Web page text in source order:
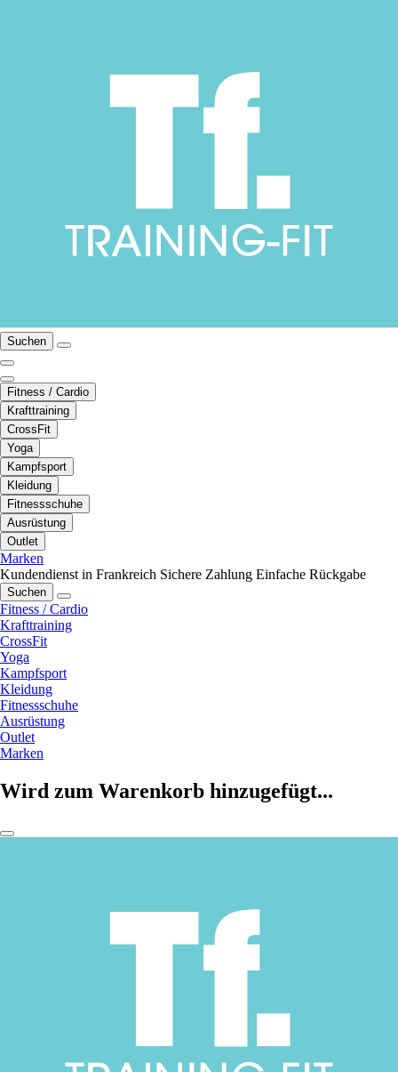
Suchen
Fitness / Cardio
Krafttraining
CrossFit
Yoga
Kampfsport
Kleidung
Fitnessschuhe
Ausrüstung
Outlet
Marken
Kundendienst in Frankreich Sichere Zahlung Einfache Rückgabe
Suchen
Fitness / Cardio
Krafttraining
CrossFit
Yoga
Kampfsport
Kleidung
Fitnessschuhe
Ausrüstung
Outlet
Marken
Wird zum Warenkorb hinzugefügt...